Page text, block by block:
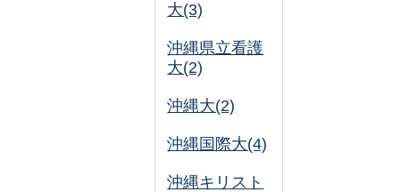
大(3)
沖縄県立看護
大(2)
沖縄大(2)
沖縄国際大(4)
沖縄キリスト